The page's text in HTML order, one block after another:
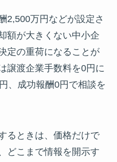
2,500万円などが設定さ
額が大きくない中小企
定の重荷になることが
譲渡企業手数料を0円に
、成功報酬0円で相談を
るときは、価格だけで
どこまで情報を開示す